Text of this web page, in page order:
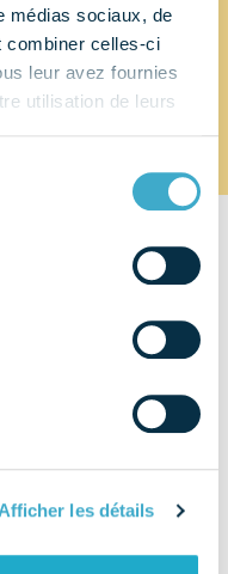
médias sociaux, de
combiner celles-ci
leur avez fournies
utilisation de leurs
Afficher les détails